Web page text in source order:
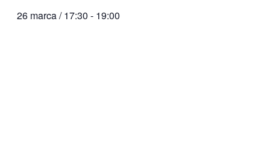
26 marca / 17:30 - 19:00